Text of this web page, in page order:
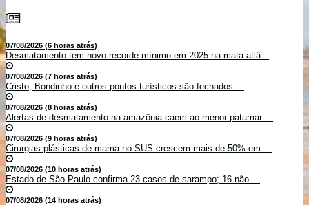
07/08/2026 (6 horas atrás)
Desmatamento tem novo recorde mínimo em 2025 na mata atlâ...
07/08/2026 (7 horas atrás)
Cristo, Bondinho e outros pontos turísticos são fechados ...
07/08/2026 (8 horas atrás)
Alertas de desmatamento na amazônia caem ao menor patamar ...
07/08/2026 (9 horas atrás)
Cirurgias plásticas de mama no SUS crescem mais de 50% em ...
07/08/2026 (10 horas atrás)
Estado de São Paulo confirma 23 casos de sarampo; 16 não ...
07/08/2026 (14 horas atrás)